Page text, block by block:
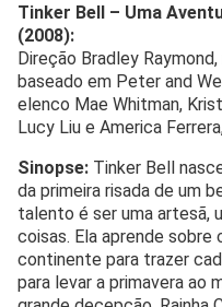
Tinker Bell – Uma
(2008):
Direção Bradley
baseado em Peter and
elenco Mae Whitman,
Lucy Liu e America
Sinopse: Tinker Bell
da primeira risada de um
talento é ser uma artesã,
coisas. Ela aprende
continente para trazer
para levar a primavera ao